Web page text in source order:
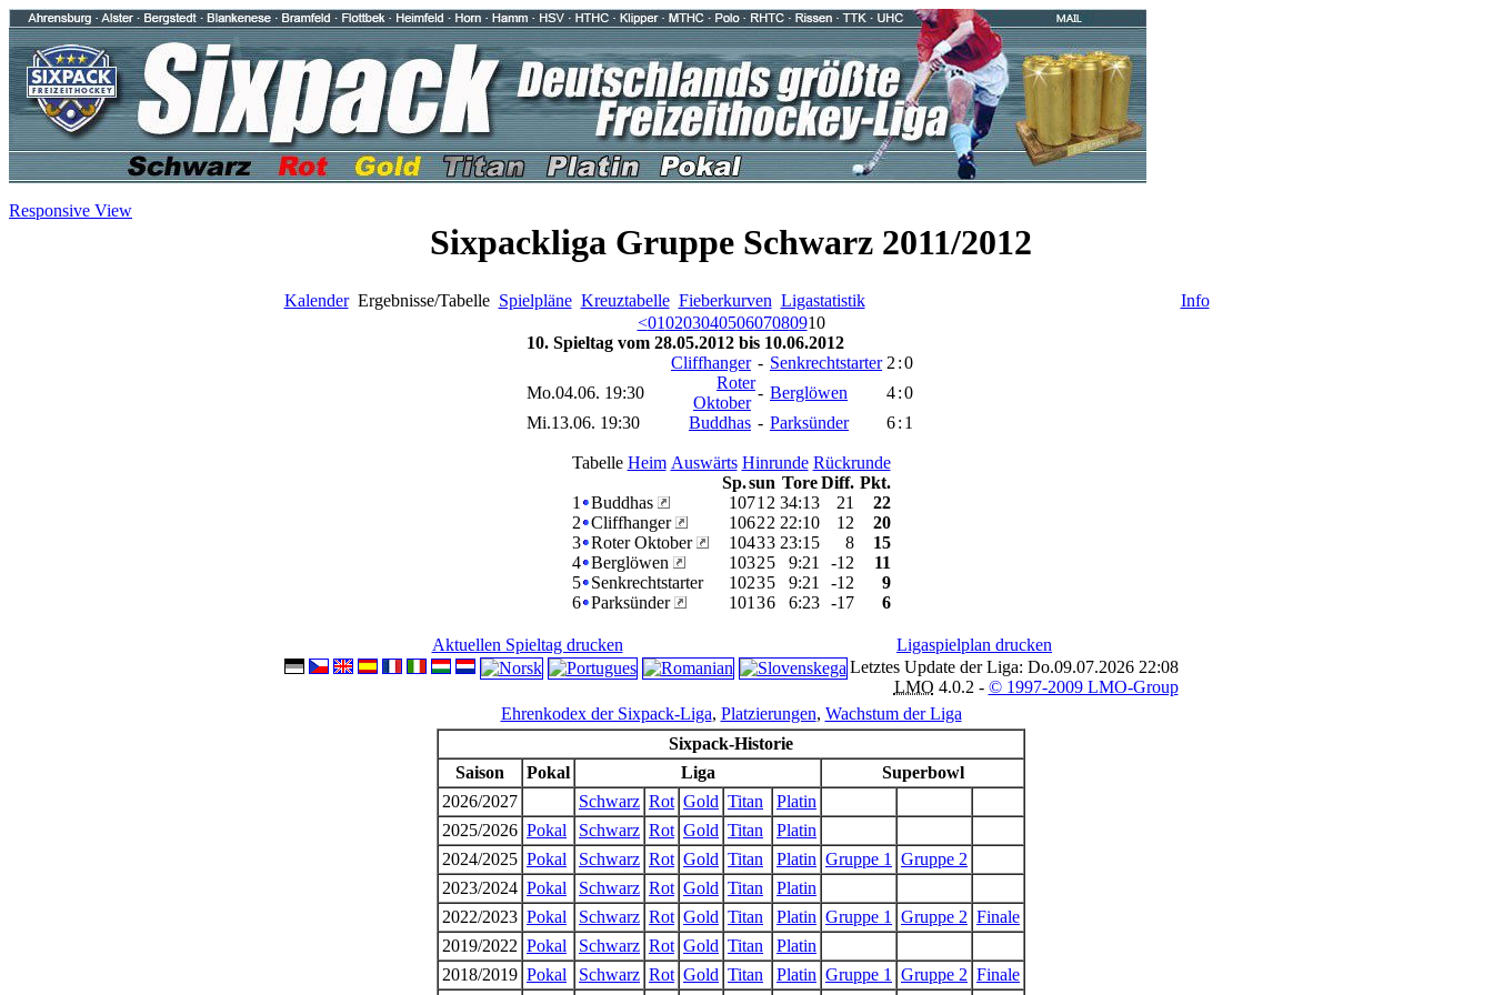
Responsive View
Sixpackliga Gruppe Schwarz 2011/2012
KalenderErgebnisse/Tabelle Spielpläne Kreuztabelle Fieberkurven Ligastatistik
Info
<01020304050607080910
10. Spieltag vom 28.05.2012 bis 10.06.2012
Cliffhanger - Senkrechtstarter 2 :0
Mo.04.06. 19:30
Roter
Oktober
- Berglöwen 4:0
Mi.13.06. 19:30
Buddhas - Parksünder 6: 1
Tabelle Heim Auswärts Hinrunde Rückrunde
Sp.sun Tore Diff. Pkt.
1
Buddhas 1071 2 34:13 21
22
2 Cliffhanger 10622 22:10 12
20
3 Roter Oktober 10433 23:15 8
15
4 Berglöwen 10325 9:21 -12
11
5
Senkrechtstarter 10235 9:21 -12
9
6 Parksünder 101 36 6:23 -17 6
Aktuellen Spieltag drucken
Ligaspielplan drucken
Letztes Update der Liga: Do.09.07.2026 22:08
LMO 4.0.2 - © 1997-2009 LMO-Group
Ehrenkodex der Sixpack-Liga, Platzierungen, Wachstum der Liga
Sixpack-Historie
Saison
Pokal Liga
Superbowl
2026/2027
Schwarz Rot Gold Titan
Platin
2025/2026 Pokal Schwarz Rot Gold Titan
Platin
2024/2025 Pokal Schwarz Rot Gold Titan Platin Gruppe 1
Gruppe 2
2023/2024 Pokal Schwarz Rot Gold Titan
Platin
2022/2023 Pokal Schwarz Rot Gold Titan Platin Gruppe 1 Gruppe 2 Finale
2019/2022 Pokal Schwarz Rot Gold Titan
Platin
2018/2019 Pokal Schwarz Rot Gold Titan Platin Gruppe 1 Gruppe 2 Finale